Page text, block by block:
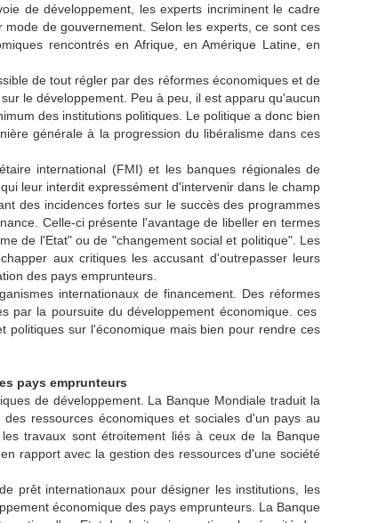
de développement, les experts incriminent le cadre
de gouvernement. Selon les experts, ce sont ces
rencontrés en Afrique, en Amérique Latine, en
de tout régler par des réformes économiques et de
le développement. Peu à peu, il est apparu qu'aucun
des institutions politiques. Le politique a donc bien
générale à la progression du libéralisme dans ces
international (FMI) et les banques régionales de
leur interdit expressément d'intervenir dans le champ
des incidences fortes sur le succès des programmes
Celle-ci présente l'avantage de libeller en termes
de l'Etat" ou de "changement social et politique". Les
aux critiques les accusant d'outrepasser leurs
des pays emprunteurs.
internationaux de financement. Des réformes
par la poursuite du développement économique. ces
politiques sur l'économique mais bien pour rendre ces
pays emprunteurs
de développement. La Banque Mondiale traduit la
ressources économiques et sociales d'un pays au
travaux sont étroitement liés à ceux de la Banque
rapport avec la gestion des ressources d'une société
prêt internationaux pour désigner les institutions, les
économique des pays emprunteurs. La Banque